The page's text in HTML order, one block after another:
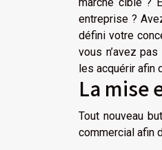
entreprise ?
défini votre
vous n’avez
les acquérir afin
La mise
Tout nouveau
commercial afin